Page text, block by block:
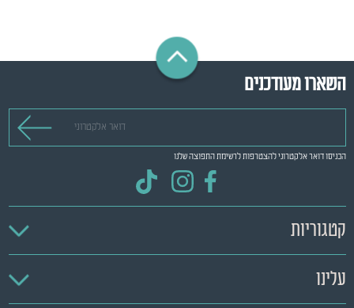
השארו מעודכנים
הכניסו דואר אלקטרוני להצטרפות לרשימת התפוצה שלנו
קטגוריות
עלינו